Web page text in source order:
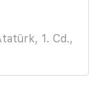
1. Cd.,